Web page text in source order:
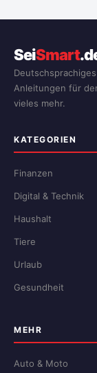
SeiSmart
Anleitungen für
vieles mehr.
KATEGORIEN
Finanzen
Digital & Technik
Haushalt
Tiere
Urlaub
Gesundheit
MEHR
Auto & Moto